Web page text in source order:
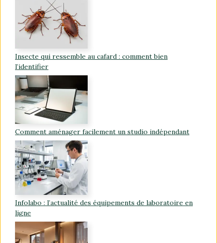
Insecte qui ressemble au cafard : comment bien
l’identifier
Comment aménager facilement un studio indépendant
Infolabo : l’actualité des équipements de laboratoire en
ligne